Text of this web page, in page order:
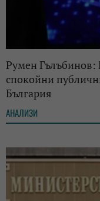
Румен Гълъбинов:
спокойни
България
АНАЛИЗИ